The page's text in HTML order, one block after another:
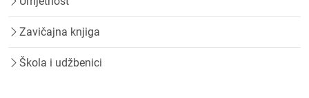
Zavičajna knjiga
Škola i udžbenici